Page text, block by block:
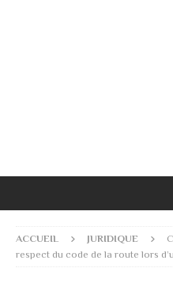
ACCUEIL JURIDIQUE
respect du code de la route lors